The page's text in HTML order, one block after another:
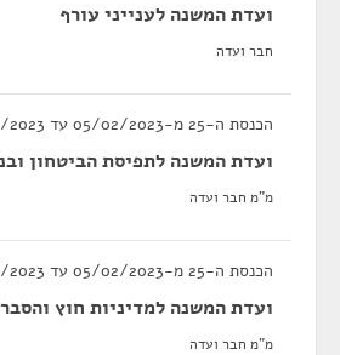
ועדת המשנה לענייני עורף
חבר ועדה
הכנסת ה-25 מ-05/02/2023 עד 13/02/2023
ועדת המשנה לתפיסת הביטחון
מ"מ חבר ועדה
הכנסת ה-25 מ-05/02/2023 עד 13/02/2023
ועדת המשנה למדיניות חוץ
מ"מ חבר ועדה